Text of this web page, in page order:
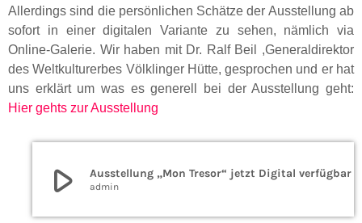
Allerdings sind die persönlichen Schätze der Ausstellung ab
sofort in einer digitalen Variante zu sehen, nämlich via
Online-Galerie. Wir haben mit Dr. Ralf Beil ,Generaldirektor
des Weltkulturerbes Völklinger Hütte, gesprochen und er hat
uns erklärt um was es generell bei der Ausstellung geht:
Hier gehts zur Ausstellung
play_arrow Ausstellung „Mon Tresor“ jetzt Digital verfügbar
admin